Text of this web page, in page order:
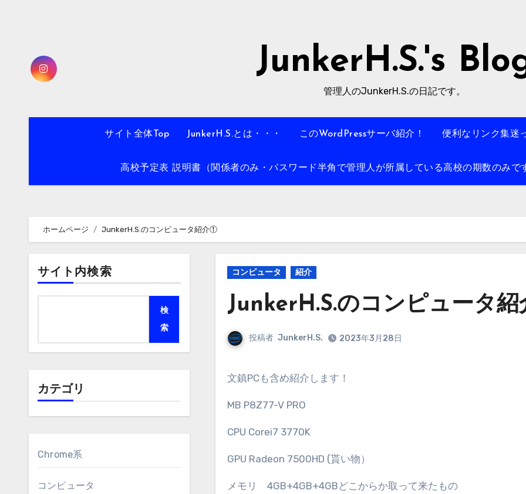
JunkerH.S.'s
管理人のJunkerH.S.の日記です。
サイト全体Top JunkerH.S.とは・・・ このWordPressサーバ紹介！ 便利なリンク集迷
高校予定表 説明書（関係者のみ・パスワード半角で管理人が所属している高校の期数のみ
ホームページ JunkerH.S.のコンピュータ紹介①
サイト内検索
検
索
カテゴリ
Chrome系
コンピュータ
コンピュータ 紹介
JunkerH.S.のコンピュータ
投稿者 JunkerH.S. 2023年3月28日
文鎮PCも含め紹介します！
MB P8Z77-V PRO
CPU Corei7 3770K
GPU Radeon 7500HD (貰い物）
メモリ 4GB+4GB+4GBどこからか取って来たもの